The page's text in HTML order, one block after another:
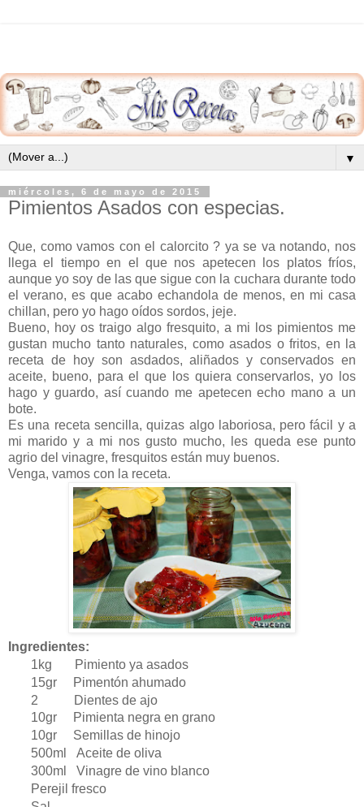
▼
miércoles, 6 de mayo de 2015
Pimientos Asados con especias.
Que, como vamos con el calorcito ? ya se va notando, nos
llega el tiempo en el que nos apetecen los platos fríos,
aunque yo soy de las que sigue con la cuchara durante todo
el verano, es que acabo echandola de menos, en mi casa
chillan, pero yo hago oídos sordos, jeje.
Bueno, hoy os traigo algo fresquito, a mi los pimientos me
gustan mucho tanto naturales, como asados o fritos, en la
receta de hoy son asdados, aliñados y conservados en
aceite, bueno, para el que los quiera conservarlos, yo los
hago y guardo, así cuando me apetecen echo mano a un
bote.
Es una receta sencilla, quizas algo laboriosa, pero fácil y a
mi marido y a mi nos gusto mucho, les queda ese punto
agrio del vinagre, fresquitos están muy buenos.
Venga, vamos con la receta.
Ingredientes:
1kg Pimiento ya asados
15gr Pimentón ahumado
2 Dientes de ajo
10gr Pimienta negra en grano
10gr Semillas de hinojo
500ml Aceite de oliva
300ml Vinagre de vino blanco
Perejil fresco